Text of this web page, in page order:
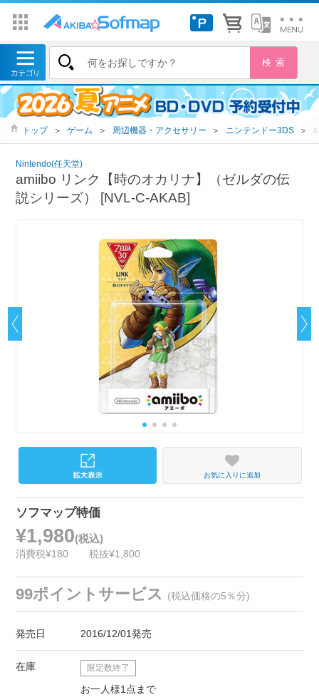
トップ ＞ ゲーム ＞ 周辺機器・アクセサリー ＞ ニンテンドー3DS ＞
Nintendo(任天堂)
amiibo リンク【時のオカリナ】（ゼルダの伝
説シリーズ） [NVL-C-AKAB]
お気に入りに追加
ソフマップ特価
¥1,980(税込)
消費税¥180 税抜¥1,800
99ポイントサービス (税込価格の5％分)
発売日 2016/12/01発売
在庫 限定数終了
お一人様1点まで